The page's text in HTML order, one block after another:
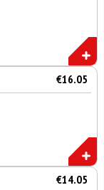
€16.05
€14.05